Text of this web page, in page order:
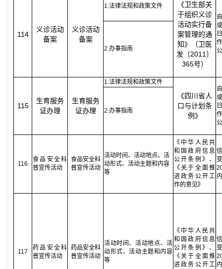
114
义诊活动
备案
义诊活动
备案
1.法律法规和政策文件
《卫生部关
于组织义诊
活动实行备
案管理的通
知》（卫医
发〔2011〕
365号）
2.办事指南
115
生育服务
证办理
生育服务
证办理
1.法律法规和政策文件
《四川省人
口与计划条
例》
2.办事指南
116
食品安全科
普宣传活动
食品安全科
普宣传活动
活动时间、活动地点、活
动形式、活动主题和内容
等
《中华人民共
和国政府信息
公开条例》、
《关于全面推
进政务公开工
作的意见》
117
药品安全科
普宣传活动
药品安全科
普宣传活动
活动时间、活动地点、活
动形式、活动主题和内容
等
《中华人民共
和国政府信息
公开条例》、
《关于全面推
进政务公开工